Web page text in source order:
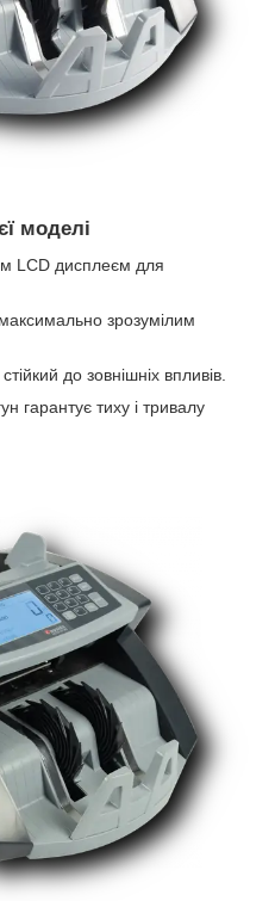
моделі
LCD дисплеєм для
зрозумілим
до зовнішніх впливів.
гарантує тиху і тривалу